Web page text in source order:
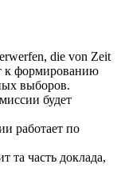
die von Zeit
к формированию
выборов.
будет
работает по
та часть доклада,